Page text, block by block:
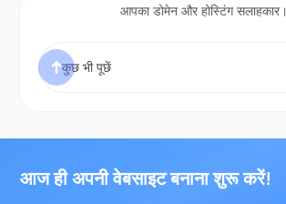
आपका डोमेन और होस्टिंग सलाहकार।
आज ही अपनी वेबसाइट बनाना शुरू करें!